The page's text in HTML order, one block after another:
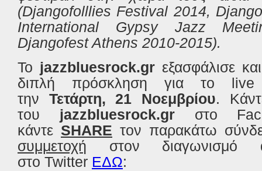
(Djangofolllies Festival 2014,
International Gypsy Jazz
Djangofest Athens 2010-2015).
Το jazzbluesrock.gr εξασφάλισε
διπλή πρόσκληση για το
την Τετάρτη, 21 Νοεμβρίου.
του jazzbluesrock.grστο
κάντε SHARE τον παρακάτω
συμμετοχή στον διαγωνισμό
στο Twitter ΕΔΩ: